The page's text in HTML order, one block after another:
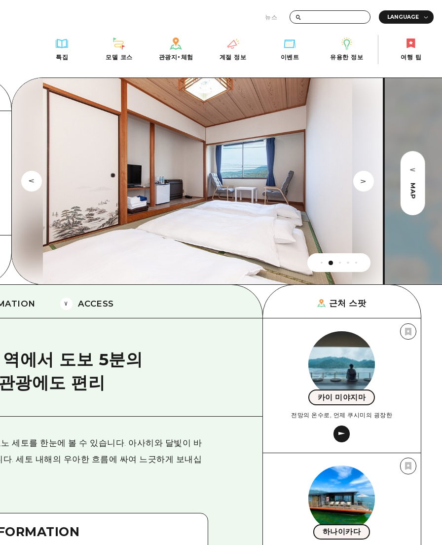
뉴스
특집
세계유산
기준
모델 코스
히로시마시 주변
아키(安芸)
빈고(備後)
비북(備北)
게이호쿠(芸北)
미야지마(宮島) 주변
야마구치(山口)현 동부
빠른 여행
당일치기
2박 3일
관광지・체험
목록
히로시마시 주변
아키(安芸)
빈고(備後)
게이호쿠(芸北)
미야지마(宮島) 주변
야마구치(山口)현 동부
에히메(愛媛)현
시마네(島根)현
계절 정보
이벤트
유용한 정보
히로시마 OMOTENASHI 패스
수하물 보관 및 배송 서비스
HIROSHIMA FREE Wi-Fi
외국인 여행자용 거리 관광안내소
자원봉사 가이드
히로시마현내 매력을 동영상으로 소개!
사진 다운로드
관광 안내 책자
여행 팁
세계유산
기준
역사/문화
Travel
아키(安芸)
빈고(備後)
미야지마(宮島) 주변
야마구치(山口)현 동부
반나절
2박 3일
히로시마시 주변
아키(安芸)
비북(備北)
게이호쿠(芸北)
미야지마(宮島) 주변
야마구치(山口)현 동부
시마네(島根)현
외국인 여행자용 거리 관광안내소
자원봉사 가이드
자주 묻는 질문
재해가 발생했을 때의 교통 정보
관광 안내 책자
MAP
ACCESS
에서 도보 5분의
광에도 편리
세토를 한눈에 볼 수 있습니다. 아사히와 달빛이 바
. 세토 내해의 우아한 흐름에 싸여 느긋하게 보내십
근처 스팟
카이 미야지마
전망의 온수로, 언제 쿠시미의 굉장한
하나이카다